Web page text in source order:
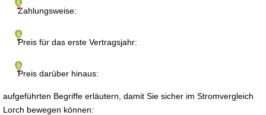
Zahlungsweise:
Preis für das erste Vertragsjahr:
Preis darüber hinaus:
aufgeführten Begriffe erläutern, damit Sie sicher im Stromvergleich
Lorch bewegen können: